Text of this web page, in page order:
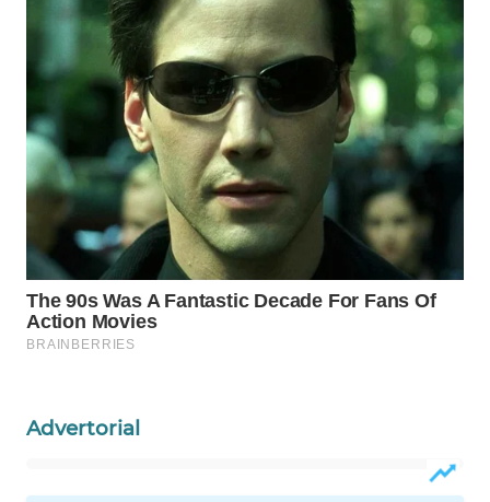
Advertorial
WAHANA
WAHANANEWS
ID
WAHANANEWS
CO ID
WAHANANEWS
WAHANA